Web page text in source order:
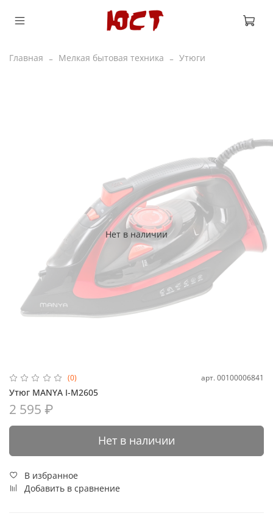
Главная Мелкая бытовая техника Утюги
Нет в наличии
(0) арт. 00100006841
Утюг MANYA I-M2605
2 595 ₽
Нет в наличии
В избранное
Добавить в сравнение